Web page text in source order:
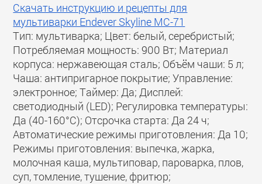
Скачать инструкцию и рецепты для
мультиварки Endever Skyline MC-71
Тип: мультиварка; Цвет: белый, серебристый;
Потребляемая мощность: 900 Вт; Материал
корпуса: нержавеющая сталь; Объём чаши: 5 л;
Чаша: антипригарное покрытие; Управление:
электронное; Таймер: Да; Дисплей:
светодиодный (LED); Регулировка температуры:
Да (40-160°С); Отсрочка старта: Да 24 ч;
Автоматические режимы приготовления: Да 10;
Режимы приготовления: выпечка, жарка,
молочная каша, мультиповар, пароварка, плов,
суп, томление, тушение, фритюр;